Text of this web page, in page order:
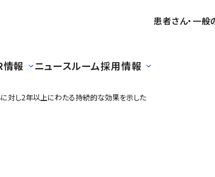
患者さん・一般
情報 ニュースルーム採用情報
対し2年以上にわたる持続的な効果を示した